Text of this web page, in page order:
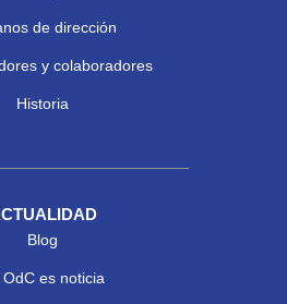
de dirección
y colaboradores
Historia
Blog
OdC es noticia